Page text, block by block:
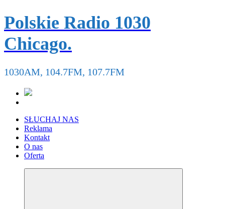
Polskie Radio 1030
Chicago.
1030AM, 104.7FM, 107.7FM
SŁUCHAJ NAS
Reklama
Kontakt
O nas
Oferta